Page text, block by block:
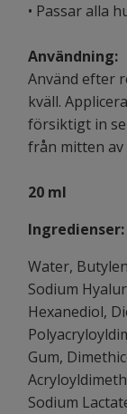
• Passar alla
Användning:
Använd efter
kväll.
försiktigt in
från mitten
20 ml
Ingredienser:
Water,
Sodium
Hexanediol,
Gum,
Sodium